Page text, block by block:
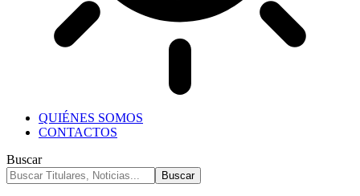
QUIÉNES SOMOS
CONTACTOS
Buscar